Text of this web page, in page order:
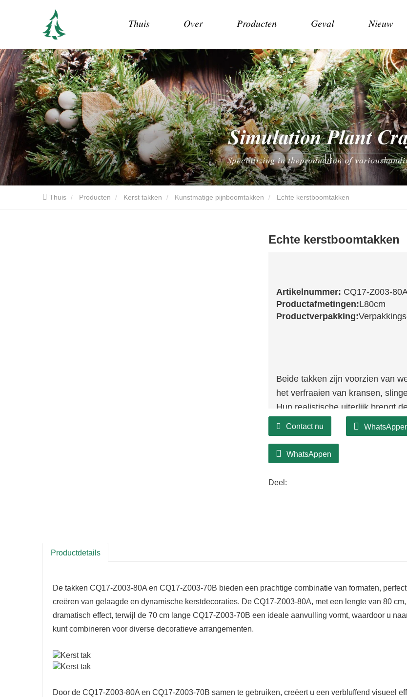
Thuis Over Producten Geval Nieuw
Thuis Producten Kerst takken Kunstmatige pijnboomtakken Echte kerstboomtakken
Echte kerstboomtakken
Artikelnummer: CQ17-Z003-
Productafmetingen:L80cm
Productverpakking:
Beide takken zijn voorzien van
het verfraaien van kransen,
Hun realistische uiterlijk brengt
diepte en levendigheid toe aan
frisse achtergrond voor
gemakkelijk kunt aanpassen aan
Deze takken zijn gemaakt van
lange levensduur, zodat ze nog
Contact nu
WhatsAppen
Deel:
Productdetails
De takken CQ17-Z003-80A en CQ17-Z003-70B bieden een prachtige combinatie van formaten,
creëren van gelaagde en dynamische kerstdecoraties. De CQ17-Z003-80A, met een lengte van 80
dramatisch effect, terwijl de 70 cm lange CQ17-Z003-70B een ideale aanvulling vormt, waardoor u
kunt combineren voor diverse decoratieve arrangementen.
Door de CQ17-Z003-80A en CQ17-Z003-70B samen te gebruiken, creëert u een verbluffend visueel